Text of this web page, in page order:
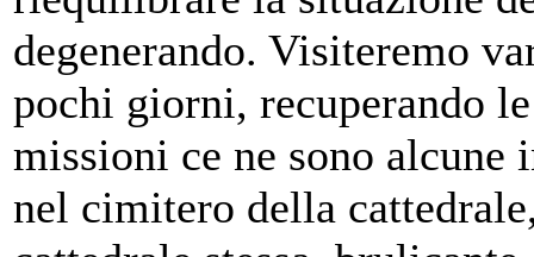
degenerando. Visiteremo
pochi giorni, recuperando
missioni ce ne sono
nel cimitero della